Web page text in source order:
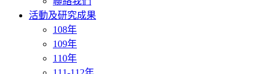
活動及研究成果
108年
109年
110年